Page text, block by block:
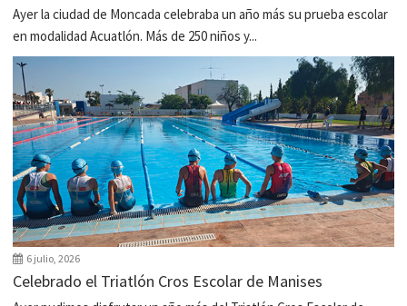
Ayer la ciudad de Moncada celebraba un año más su prueba escolar
en modalidad Acuatlón. Más de 250 niños y...
6 julio, 2026
Celebrado el Triatlón Cros Escolar de Manises